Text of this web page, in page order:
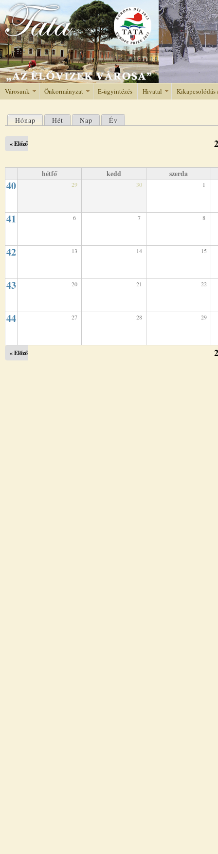
Jump to navigation
Városunk Önkormányzat E-ügyintézés Hivatal Kikapcsolódás
Elsődleges fülek
Hónap (aktív fül)
Hét Nap Év
« Előző
hétfő kedd szerda
40 29 30 1
41 6 7 8
42 13 14 15
43 20 21 22
44 27 28 29
« Előző